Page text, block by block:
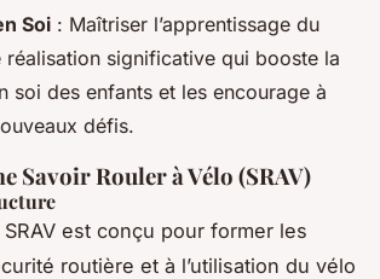
Soi : Maîtriser l’apprentissage du
réalisation significative qui booste la
soi des enfants et les encourage à
défis.
Savoir Rouler à Vélo (SRAV)
est conçu pour former les
routière et à l’utilisation du vélo